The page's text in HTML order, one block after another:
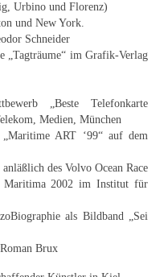
Urbino und Florenz)
und New York.
Schneider
„Tagträume“ im Grafik-Verlag
„Beste Telefonkarte
Medien, München
ART ‘99“ auf dem
des Volvo Ocean Race
Maritima 2002 im Institut für
als Bildband „Sei
Brux